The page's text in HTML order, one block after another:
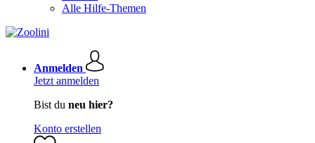
Alle Hilfe-Themen
Anmelden
Jetzt anmelden
Bist du neu hier?
Konto erstellen